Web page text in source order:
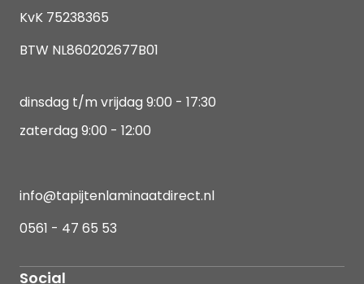
KvK 75238365
BTW NL860202677B01
dinsdag t/m vrijdag 9:00 - 17:30
zaterdag 9:00 - 12:00
info@tapijtenlaminaatdirect.nl
0561 - 47 65 53
Social